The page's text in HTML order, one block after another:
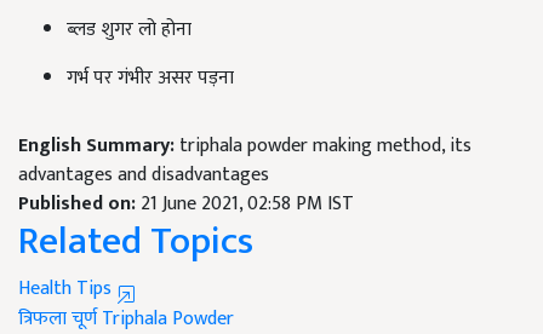
ब्लड शुगर लो होना
गर्भ पर गंभीर असर पड़ना
English Summary:triphala powder making method, its
advantages and disadvantages
Published on:21 June 2021, 02:58 PM IST
Related Topics
Health Tips
त्रिफला चूर्णTriphala Powder